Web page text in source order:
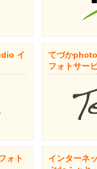
イ
てづか
フォトサー
ォト
インターネ